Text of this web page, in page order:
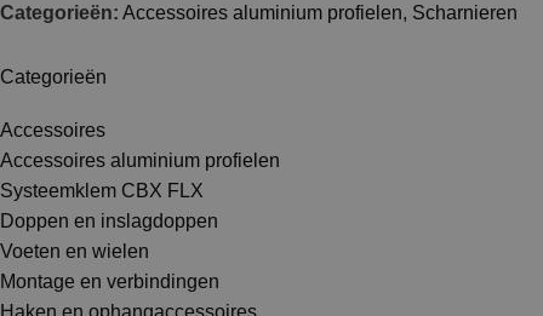
Categorieën
Accessoires
Accessoires aluminium profielen
Systeemklem CBX FLX
Doppen en inslagdoppen
Voeten en wielen
Montage en verbindingen
Haken en ophangaccessoires
Categorieën: Accessoires aluminium profielen, Scharnieren